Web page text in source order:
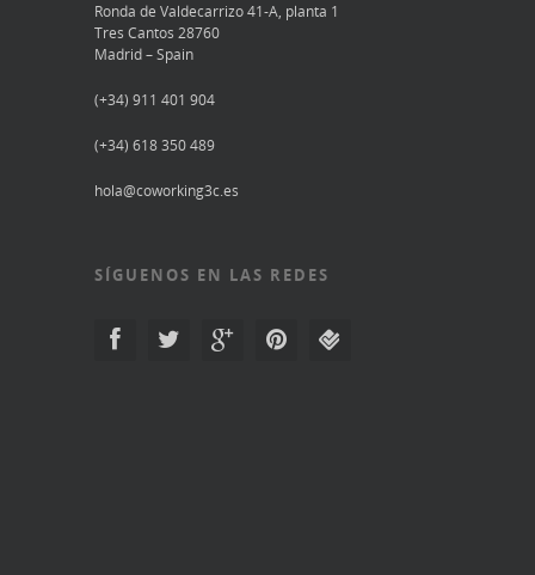
Ronda de Valdecarrizo 41-A, planta 1
Tres Cantos 28760
Madrid – Spain
(+34) 911 401 904
(+34) 618 350 489
hola@coworking3c.es
SÍGUENOS EN LAS REDES